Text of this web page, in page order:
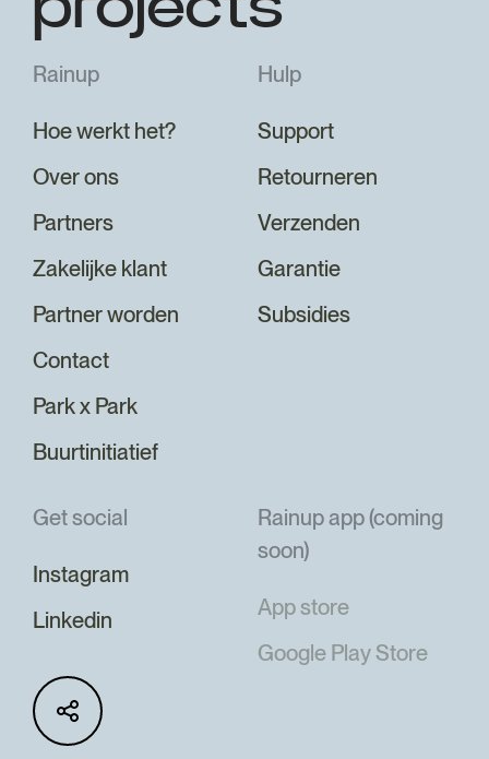
Rainup
Hoe werkt het?
Over ons
Partners
Zakelijke klant
Partner worden
Contact
Park x Park
Buurtinitiatief
Hulp
Support
Retourneren
Verzenden
Garantie
Subsidies
Get social
Instagram
Linkedin
Rainup app (coming
soon)
App store
Google Play Store